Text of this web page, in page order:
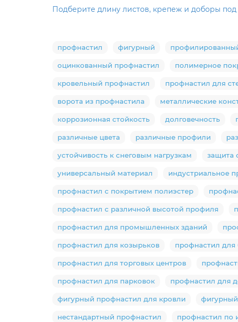
Подберите длину листов, крепеж и доборы
профнастил фигурный
оцинкованный профнастил полимерное
кровельный профнастил профнастил для
ворота из профнастила металлические
коррозионная стойкость долговечность
различные цвета различные профили
устойчивость к снеговым нагрузкам защита
универсальный материал индустриальное
профнастил с покрытием полиэстер
профнастил с различной высотой профиля
профнастил для промышленных зданий
профнастил для козырьков профнастил для
профнастил для торговых центров
профнастил для парковок профнастил для
фигурный профнастил для кровли
нестандартный профнастил профнастил по